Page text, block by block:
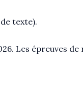
texte).
Les épreuves